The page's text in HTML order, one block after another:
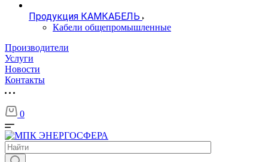
Продукция КАМКАБЕЛЬ
Кабели общепромышленные
Производители
Услуги
Новости
Контакты
0